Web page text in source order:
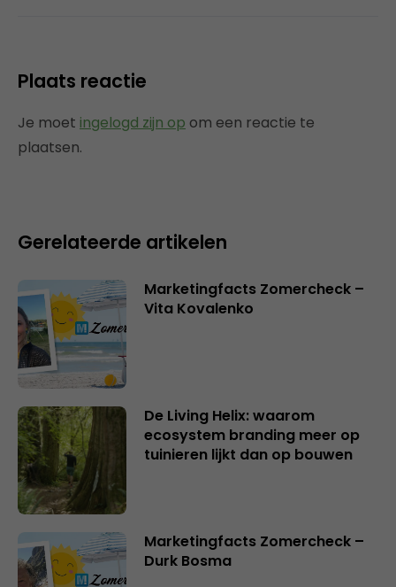
Plaats reactie
Je moet ingelogd zijn op om een reactie te
plaatsen.
Gerelateerde artikelen
Marketingfacts Zomercheck –
Vita Kovalenko
De Living Helix: waarom
ecosystem branding meer op
tuinieren lijkt dan op bouwen
Marketingfacts Zomercheck –
Durk Bosma